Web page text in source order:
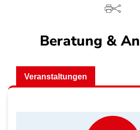
Beratung &
Veranstaltungen